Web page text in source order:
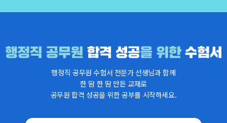
행정직 공무원 수험서 전문가 선생님과 함께
한 땀 한 땀 만든 교재로
공무원 합격 성공을 위한 공부를 시작하세요.